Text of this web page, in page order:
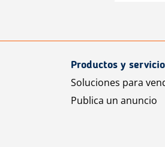
Productos y
Soluciones para
Publica un anuncio